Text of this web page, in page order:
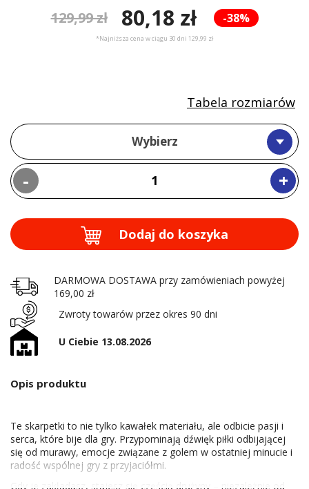
-38%
129,99 zł 80,18 zł
*Najniższa cena w ciągu 30 dni 129,99 zł
Wybierz
- +
Tabela rozmiarów
Dodaj do koszyka
DARMOWA DOSTAWA przy zamówieniach powyżej
169,00 zł
Zwroty towarów przez okres 90 dni
U Ciebie 13.08.2026
Opis produktu
Te skarpetki to nie tylko kawałek materiału, ale odbicie pasji i
serca, które bije dla gry. Przypominają dźwięk piłki odbijającej
się od murawy, emocje związane z golem w ostatniej minucie i
radość wspólnej gry z przyjaciółmi.
Gdy je zakładasz, stajesz się częścią drużyny – niezależnie od